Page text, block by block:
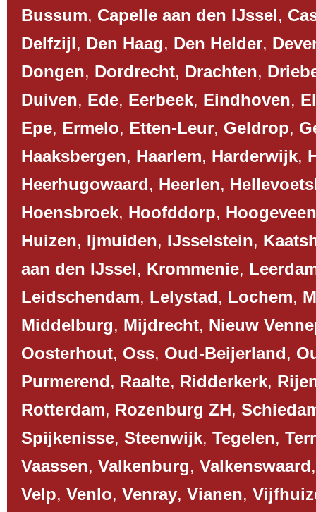
Bussum, Capelle aan den IJssel,
Delfzijl, Den Haag, Den Helder,
Dongen, Dordrecht, Drachten,
Duiven, Ede, Eerbeek, Eindhoven,
Epe, Ermelo, Etten-Leur, Geldrop,
Haaksbergen, Haarlem, Harderwijk,
Heerhugowaard, Heerlen,
Hoensbroek, Hoofddorp, Hoogeveen
Huizen, Ijmuiden, IJsselstein,
aan den IJssel, Krommenie,
Leidschendam, Lelystad, Lochem,
Middelburg, Mijdrecht, Nieuw
Oosterhout, Oss, Oud-Beijerland,
Purmerend, Raalte, Ridderkerk,
Rotterdam, Rozenburg ZH,
Spijkenisse, Steenwijk, Tegelen,
Vaassen, Valkenburg, Valkenswaard
Velp, Venlo, Venray, Vianen,